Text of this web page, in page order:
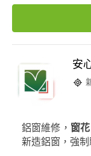
安
鋁窗維修， 窗花
新造鋁窗，強